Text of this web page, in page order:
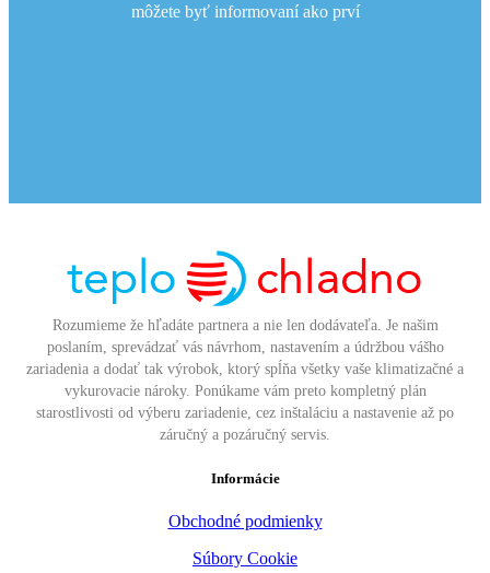
môžete byť informovaní ako prví
Rozumieme že hľadáte partnera a nie len dodávateľa. Je našim
poslaním, sprevádzať vás návrhom, nastavením a údržbou vášho
zariadenia a dodať tak výrobok, ktorý spĺňa všetky vaše klimatizačné a
vykurovacie nároky. Ponúkame vám preto kompletný plán
starostlivosti od výberu zariadenie, cez inštaláciu a nastavenie až po
záručný a pozáručný servis.
Informácie
Obchodné podmienky
Súbory Cookie